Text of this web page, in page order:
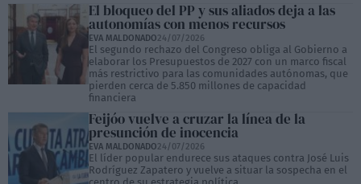
El bloqueo del PP y sus aliados deja a las
autonomías con menos recursos
EVA MALDONADO24/07/2026
El segundo rechazo del Congreso obliga al Gobierno a
elaborar los Presupuestos de 2027 con un marco fiscal
más restrictivo para las comunidades autónomas, que
pierden cerca de 5.850 millones de capacidad
financiera
Feijóo vuelve a cruzar la línea de la
presunción de inocencia
EVA MALDONADO24/07/2026
El líder popular endurece sus ataques contra José Luis
Rodríguez Zapatero y vuelve a situar la sospecha en el